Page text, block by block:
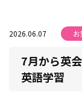
2026.06.07
7月から英
英語学習